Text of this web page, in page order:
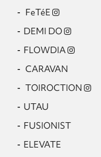
FeTéE
DEMI DO
FLOWDIA
CARAVAN
TOIROCTION
UTAU
FUSIONIST
ELEVATE